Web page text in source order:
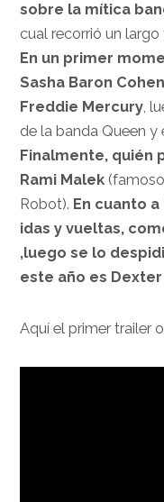
sobre la mítica
cual recorrió un
En un primer
Sasha Baron
Freddie Mercury,
de la banda Queen y
Finalmente, quién
Rami Malek
Robot). En cuanto
idas y vueltas,
,luego se lo
este año es
Aquí el primer trailer